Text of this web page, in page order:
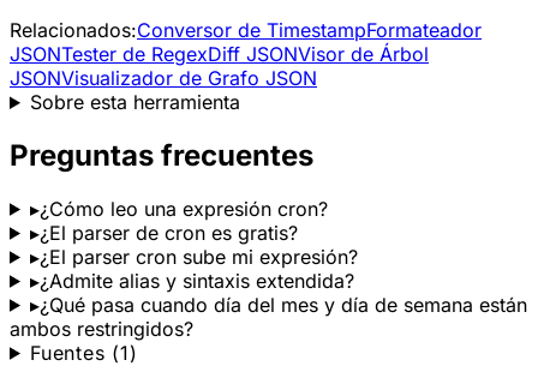
Relacionados:Conversor de TimestampFormateador
JSONTester de RegexDiff JSONVisor de Árbol
JSONVisualizador de Grafo JSON
Sobre esta herramienta
Preguntas frecuentes
▸¿Cómo leo una expresión cron?
▸¿El parser de cron es gratis?
▸¿El parser cron sube mi expresión?
▸¿Admite alias y sintaxis extendida?
▸¿Qué pasa cuando día del mes y día de semana están
ambos restringidos?
Fuentes (1)